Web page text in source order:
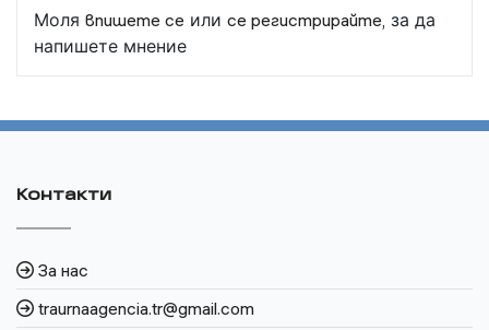
Моля впишете се или се регистрирайте, за да
напишете мнение
Контакти
За нас
traurnaagencia.tr@gmail.com